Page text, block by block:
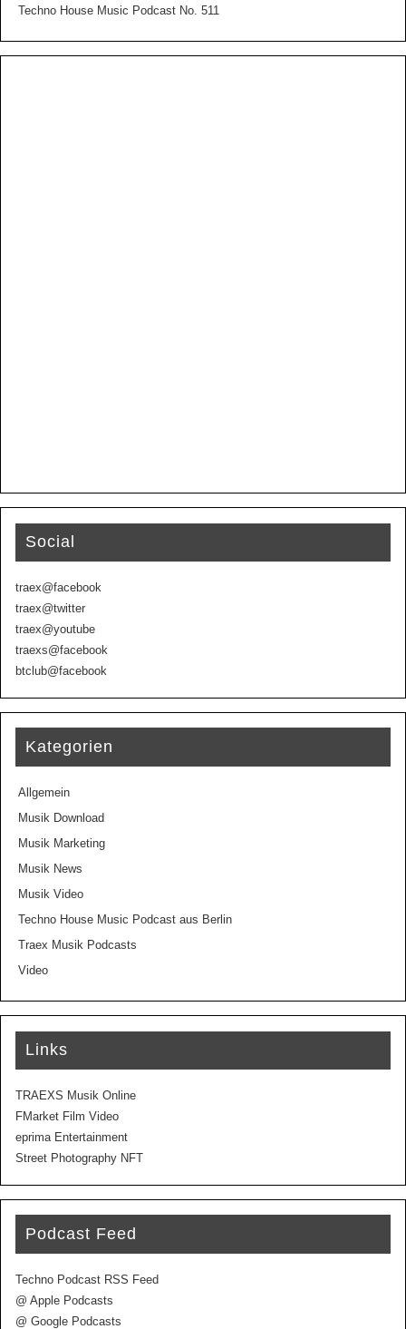
Techno House Music Podcast No. 511
Social
traex@facebook
traex@twitter
traex@youtube
traexs@facebook
btclub@facebook
Kategorien
Allgemein
Musik Download
Musik Marketing
Musik News
Musik Video
Techno House Music Podcast aus Berlin
Traex Musik Podcasts
Video
Links
TRAEXS Musik Online
FMarket Film Video
eprima Entertainment
Street Photography NFT
Podcast Feed
Techno Podcast RSS Feed
@ Apple Podcasts
@ Google Podcasts